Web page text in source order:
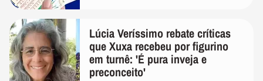
Lúcia Veríssimo rebate críticas
que Xuxa recebeu por figurino
em turnê: 'É pura inveja e
preconceito'